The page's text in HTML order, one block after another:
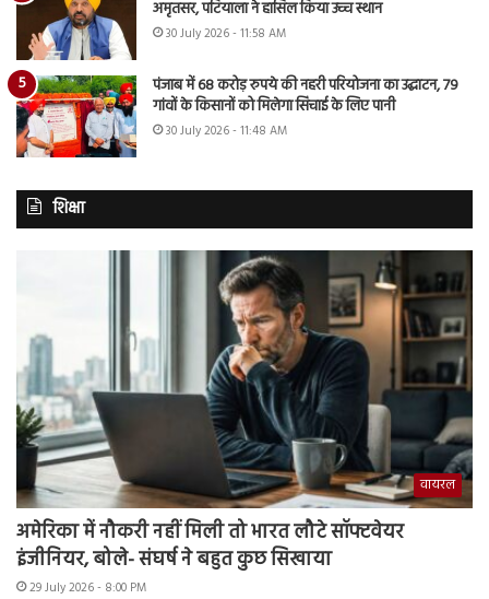
अमृतसर, पटियाला ने हासिल किया उच्च स्थान
30 July 2026 - 11:58 AM
पंजाब में 68 करोड़ रुपये की नहरी परियोजना का उद्घाटन, 79
गांवों के किसानों को मिलेगा सिंचाई के लिए पानी
30 July 2026 - 11:48 AM
शिक्षा
वायरल
अमेरिका में नौकरी नहीं मिली तो भारत लौटे सॉफ्टवेयर
इंजीनियर, बोले- संघर्ष ने बहुत कुछ सिखाया
29 July 2026 - 8:00 PM